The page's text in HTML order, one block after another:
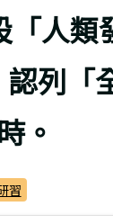
「人
列「
。
習